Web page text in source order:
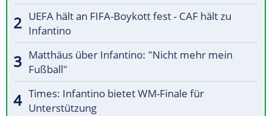
UEFA hält an FIFA-Boykott fest - CAF hält zu
Infantino
Matthäus über Infantino: "Nicht mehr mein
Fußball"
Times: Infantino bietet WM-Finale für
Unterstützung